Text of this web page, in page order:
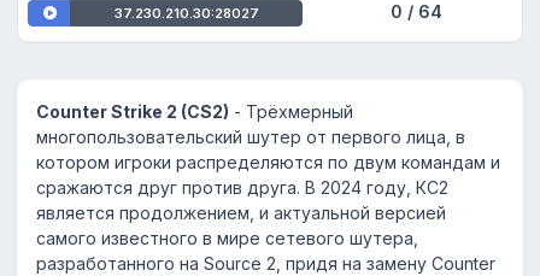
37.230.210.30:28027 0 / 64
Counter Strike 2 (CS2) - Трёхмерный
многопользовательский шутер от первого лица, в
котором игроки распределяются по двум командам и
сражаются друг против друга. В 2024 году, КС2
является продолжением, и актуальной версией
самого известного в мире сетевого шутера,
разработанного на Source 2, придя на замену Counter